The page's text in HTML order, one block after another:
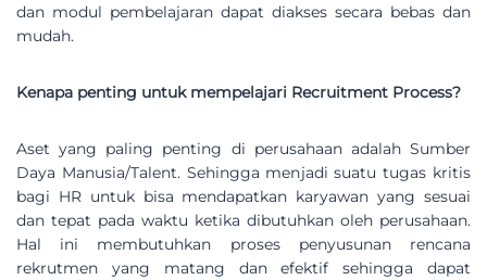
dan modul pembelajaran dapat diakses secara bebas dan
mudah.
Kenapa penting untuk mempelajari Recruitment Process?
Aset yang paling penting di perusahaan adalah Sumber
Daya Manusia/Talent. Sehingga menjadi suatu tugas kritis
bagi HR untuk bisa mendapatkan karyawan yang sesuai
dan tepat pada waktu ketika dibutuhkan oleh perusahaan.
Hal ini membutuhkan proses penyusunan rencana
rekrutmen yang matang dan efektif sehingga dapat